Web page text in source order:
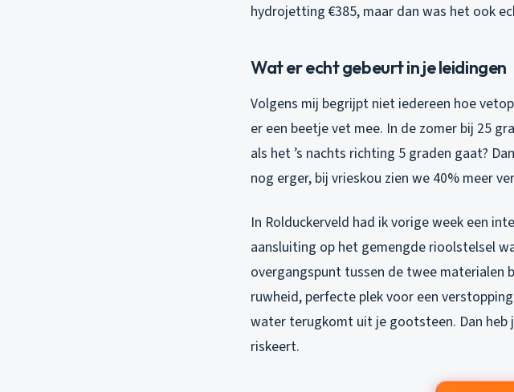
hydrojetting €385, maar dan was het ook
Wat er echt gebeurt in je leidingen
Volgens mij begrijpt niet iedereen hoe
er een beetje vet mee. In de zomer bij 25
als het ’s nachts richting 5 graden gaat?
nog erger, bij vrieskou zien we 40% meer
In Rolduckerveld had ik vorige week een
aansluiting op het gemengde rioolstelsel
overgangspunt tussen de twee materialen
ruwheid, perfecte plek voor een
water terugkomt uit je gootsteen. Dan heb
riskeert.